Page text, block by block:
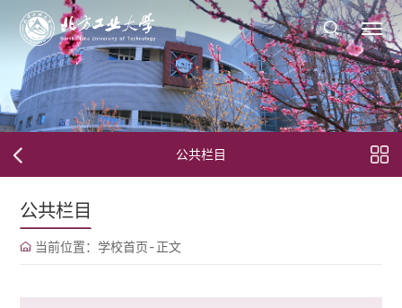
公共栏目
公共栏目
当前位置： 学校首页-正文